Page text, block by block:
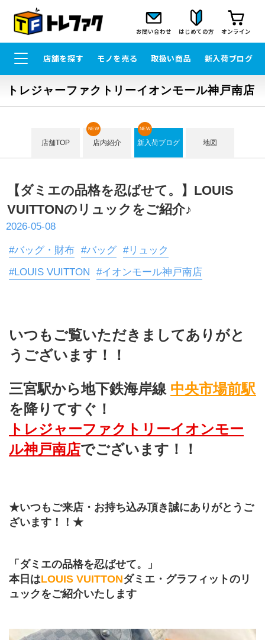
お問い合わせ はじめての方 オンライン
店舗を探す モノを売る 取扱い商品 新入荷ブログ
トレジャーファクトリーイオンモール神戸南店
店舗TOP 店内紹介
NEW
新入荷ブログ
NEW
地図
【ダミエの品格を忍ばせて。】LOUIS
VUITTONのリュックをご紹介♪
2026-05-08
#バッグ・財布 #バッグ #リュック
#LOUIS VUITTON
#イオンモール神戸南店
いつもご覧いただきましてありがと
うございます！！
三宮駅から地下鉄海岸線
を降りてすぐ！
トレジャーファクトリーイオンモー
ル神戸南店でございます！！
★いつもご来店・お持ち込み頂き誠にありがとうご
ざいます！！★
﻿「ダミエの品格を忍ばせて。」
本日はLOUIS VUITTONダミエ・グラフィットのリ
ュックをご紹介いたします